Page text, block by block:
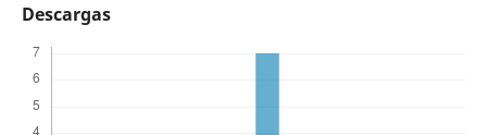
Descargas